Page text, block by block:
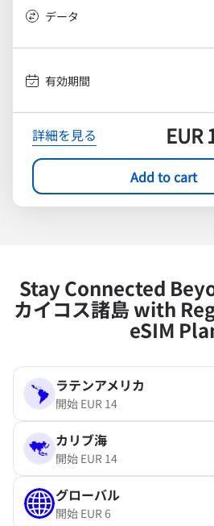
データ
有効期間
詳細を見る EUR
Add to cart
Stay Connected
カイコス諸島 with
eSIM
ラテンアメリカ
開始 EUR 14
カリブ海
開始 EUR 14
グローバル
開始 EUR6